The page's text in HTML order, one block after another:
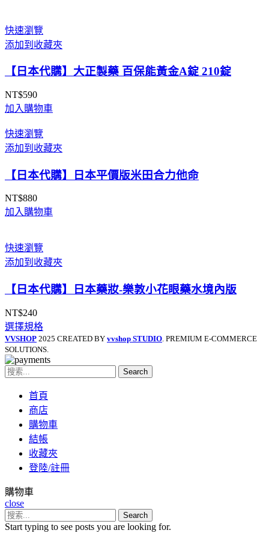
快速瀏覽
添加到收藏夾
【日本代購】大正製藥 百保能黃金A錠 210錠
NT$590
加入購物車
快速瀏覽
添加到收藏夾
【日本代購】日本平價版米田合力他命
NT$880
加入購物車
快速瀏覽
添加到收藏夾
【日本代購】日本藥妝-樂敦小花眼藥水境內版
NT$240
選擇規格
VVSHOP 2025 CREATED BY vvshop STUDIO . PREMIUM E-COMMERCE
SOLUTIONS.
Search
首頁
商店
購物車
結帳
收藏夾
登陸/註冊
購物車
close
Search
Start typing to see posts you are looking for.